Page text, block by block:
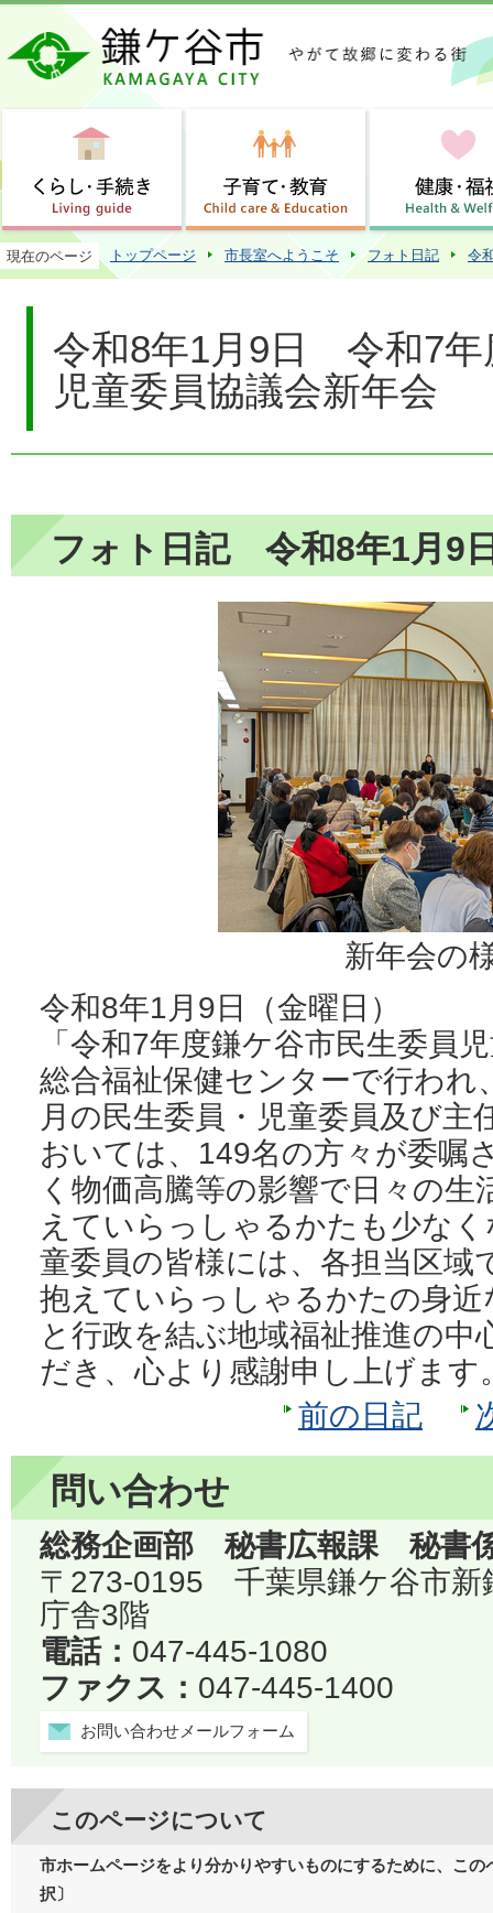
この
現在のページ トップページ 市長室へようこそ フォト日記 令
令和8年1月9日 令和7年
児童委員協議会新年会
フォト日記 令和8年1月9
新年会の
令和8年1月9日（金曜日）
「令和7年度鎌ケ谷市民生委員
総合福祉保健センターで行われ
月の民生委員・児童委員及び主
おいては、149名の方々が委嘱
く物価高騰等の影響で日々の
えていらっしゃるかたも少な
童委員の皆様には、各担当区域
抱えていらっしゃるかたの身
と行政を結ぶ地域福祉推進の
だき、心より感謝申し上げます
前の日記
問い合わせ
総務企画部 秘書広報課 秘書
〒273-0195 千葉県鎌ケ谷市
庁舎3階
電話： 047-445-1080
ファクス： 047-445-1400
お問い合わせメールフォーム
このページについて
市ホームページをより分かりやすいものにするために、こ
択〕